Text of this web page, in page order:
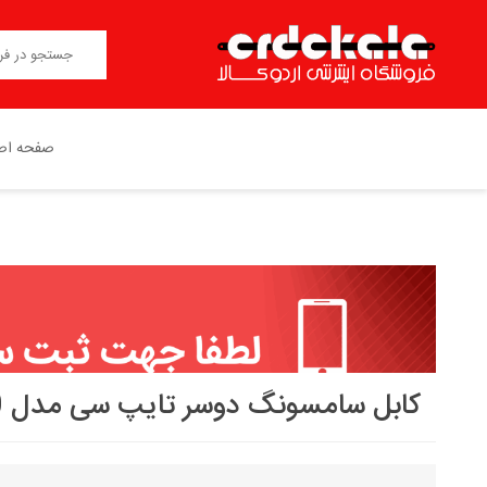
صفحه
هدفون ، هدست ، هندزفری اسپیکر(بلندگو) نوکیا NOKIA(ساخت HMD) اپل APPLE
کابل سامسونگ دوسر تایپ سی مدل EP DN980